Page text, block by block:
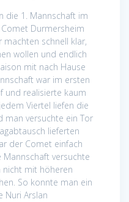
die 1. Mannschaft im
Durmersheim
schnell klar,
wollen und endlich
mit nach Hause
war im ersten
und realisierte kaum
Viertel liefen die
man versuchte ein Tor
lieferten
der Comet einfach
versuchte
nicht mit höheren
So konnte man ein
Nuri Arslan